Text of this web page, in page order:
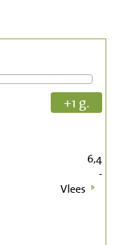
+1 g.
6,4
-
Vlees